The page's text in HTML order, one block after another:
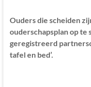
conflicten
–
Vallei
Ouders die scheiden
ouderschapsplan op te
geregistreerd
tafel en bed’.